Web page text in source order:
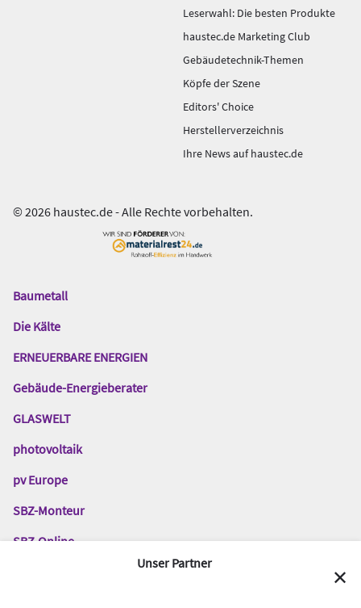
Leserwahl: Die besten Produkte
haustec.de Marketing Club
Gebäudetechnik-Themen
Köpfe der Szene
Editors' Choice
Herstellerverzeichnis
Ihre News auf haustec.de
© 2026 haustec.de - Alle Rechte vorbehalten.
Das
Gentner
Baumetall
Die Kälte
ERNEUERBARE ENERGIEN
Gebäude-Energieberater
GLASWELT
photovoltaik
pv Europe
SBZ-Monteur
SBZ-Online
Unser Partner
✕